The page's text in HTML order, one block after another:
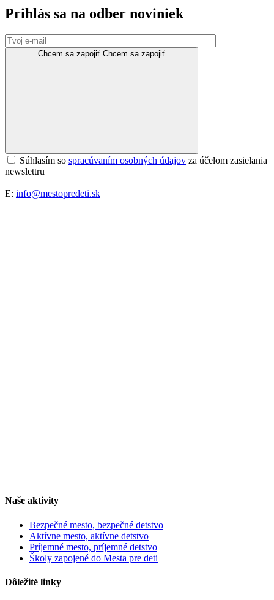
Prihlás sa na odber noviniek
Chcem sa zapojiť Chcem sa zapojiť
Súhlasím so spracúvaním osobných údajov za účelom zasielania
newslettru
E: info@mestopredeti.sk
Naše aktivity
Bezpečné mesto, bezpečné detstvo
Aktívne mesto, aktívne detstvo
Príjemné mesto, príjemné detstvo
Školy zapojené do Mesta pre deti
Dôležité linky